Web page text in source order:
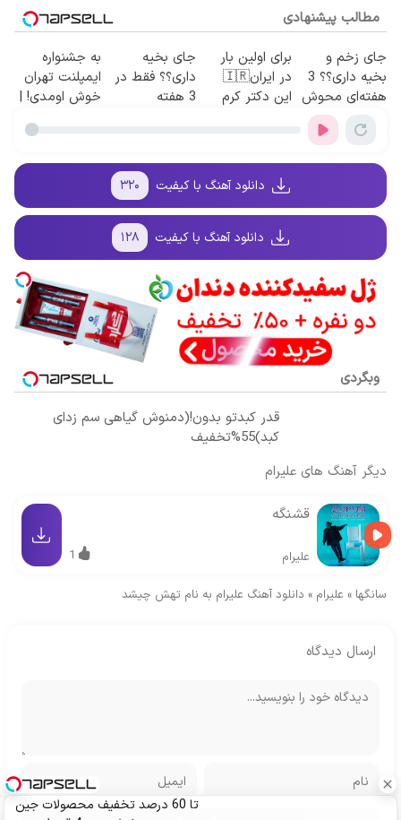
مطالب پیشنهادی
جای زخم و
بخیه داری؟؟ 3
هفته‌ای محوش
برای اولین بار
در ایران🇮🇷
این دکتر کرم
جای بخیه
داری؟؟ فقط در
3 هفته
به جشنواره
ایمپلنت تهران
خوش اومدی! |
دانلود آهنگ با کیفیت ۳۲۰
دانلود آهنگ با کیفیت ۱۲۸
وبگردی
قدر کبدتو بدون!(دمنوش گیاهی سم زدای
کبد)55%تخفیف
دیگر آهنگ های علیرام
قشنگه
علیرام 1
سانگها » علیرام » دانلود آهنگ علیرام به نام تهش چیشد
ارسال دیدگاه
تا 60 درصد تخفیف محصولات جین